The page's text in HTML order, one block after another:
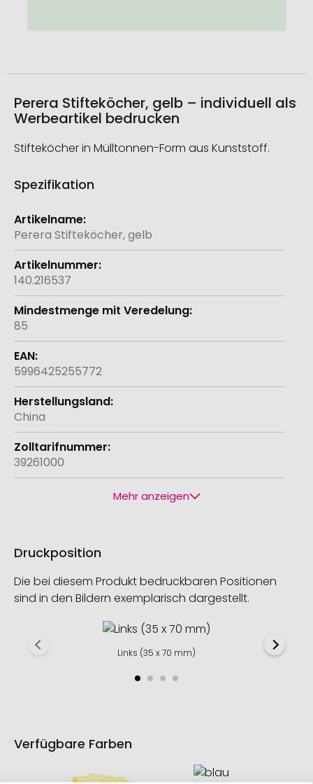
Perera Stifteköcher, gelb – individuell als
Werbeartikel bedrucken
Stifteköcher in Mülltonnen-Form aus Kunststoff.
Spezifikation
Weitere
Informationen
Perera Stifteköcher, gelb
140.216537
85
5996425255772
China
39261000
Mehr anzeigen
Druckposition
Die bei diesem Produkt bedruckbaren Positionen
sind in den Bildern exemplarisch dargestellt.
Links (35 x 70 mm)
Verfügbare Farben